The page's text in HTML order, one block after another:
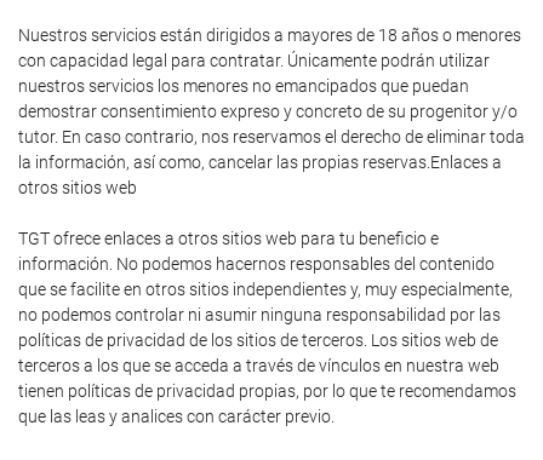
Nuestros servicios están dirigidos a mayores de 18 años o menores
con capacidad legal para contratar. Únicamente podrán utilizar
nuestros servicios los menores no emancipados que puedan
demostrar consentimiento expreso y concreto de su progenitor y/o
tutor. En caso contrario, nos reservamos el derecho de eliminar toda
la información, así como, cancelar las propias reservas.Enlaces a
otros sitios web
TGT ofrece enlaces a otros sitios web para tu beneficio e
información. No podemos hacernos responsables del contenido
que se facilite en otros sitios independientes y, muy especialmente,
no podemos controlar ni asumir ninguna responsabilidad por las
políticas de privacidad de los sitios de terceros. Los sitios web de
terceros a los que se acceda a través de vínculos en nuestra web
tienen políticas de privacidad propias, por lo que te recomendamos
que las leas y analices con carácter previo.